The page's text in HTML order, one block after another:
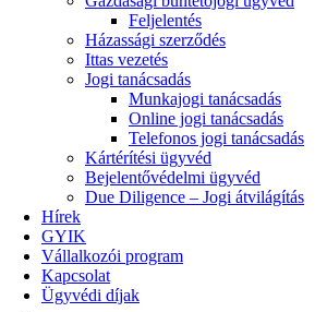
Feljelentés
Házassági szerződés
Ittas vezetés
Jogi tanácsadás
Munkajogi tanácsadás
Online jogi tanácsadás
Telefonos jogi tanácsadás
Kártérítési ügyvéd
Bejelentővédelmi ügyvéd
Due Diligence – Jogi átvilágítás
Hírek
GYIK
Vállalkozói program
Kapcsolat
Ügyvédi díjak